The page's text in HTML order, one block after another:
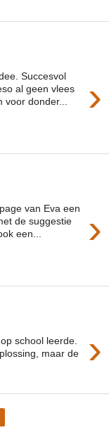
›
Succesvol
al geen vlees
donder...
›
van Eva een
de suggestie
een...
›
school leerde.
maar de